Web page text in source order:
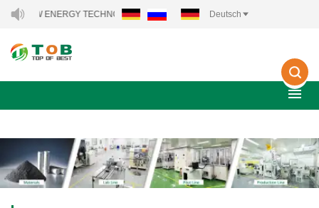
NEW ENERGY TECHNOLOGY CO., LTD.. Deutsch